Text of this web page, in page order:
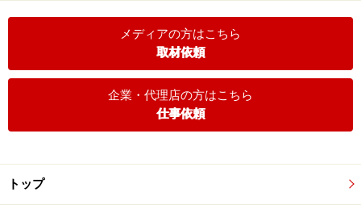
メディアの方はこちら
取材依頼
企業・代理店の方はこちら
仕事依頼
トップ